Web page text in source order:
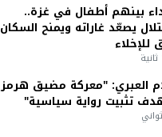
بينهم أطفال في غزة..
يصعّد غاراته ويمنح السكان
للإخلاء
العبري: "معركة مضيق هرمز
تثبيت رواية سياسية"